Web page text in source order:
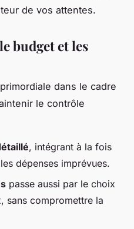
de vos attentes.
budget et les
dans le cadre
le contrôle
, intégrant à la fois
dépenses imprévues.
passe aussi par le choix
sans compromettre la